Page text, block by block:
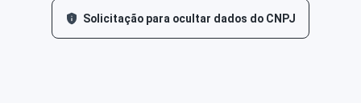
Solicitação para ocultar dados do CNPJ